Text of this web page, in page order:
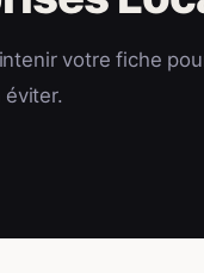
votre fiche
éviter.